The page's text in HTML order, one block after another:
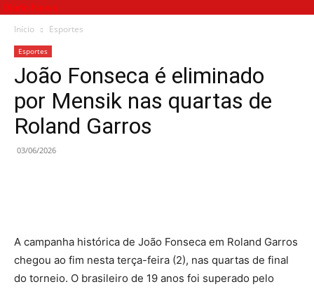
Diário News
Início
Esportes
Esportes
João Fonseca é eliminado
por Mensik nas quartas de
Roland Garros
03/06/2026
A campanha histórica de João Fonseca em Roland Garros
chegou ao fim nesta terça-feira (2), nas quartas de final
do torneio. O brasileiro de 19 anos foi superado pelo